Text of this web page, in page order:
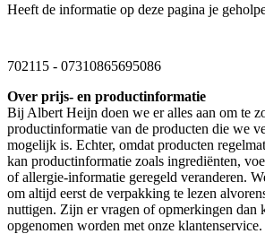
Heeft de informatie op deze pagina je
702115 - 07310865695086
Over prijs- en productinformatie
Bij Albert Heijn doen we er alles aan om te
productinformatie van de producten die we
mogelijk is. Echter, omdat producten
kan productinformatie zoals ingrediënten,
of allergie-informatie geregeld veranderen.
om altijd eerst de verpakking te lezen
nuttigen. Zijn er vragen of opmerkingen dan
opgenomen worden met onze klantenservice.